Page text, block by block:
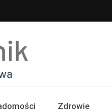
Zdrowie